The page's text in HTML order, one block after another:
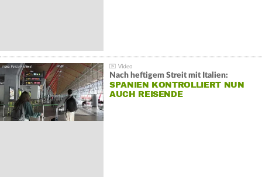
Nach heftigem Streit mit Italien:
SPANIEN KONTROLLIERT NUN
AUCH REISENDE